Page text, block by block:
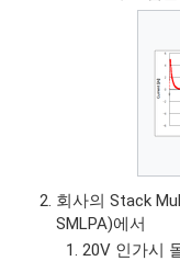
회사의 Stack
SMLPA)에서
20V 인가시